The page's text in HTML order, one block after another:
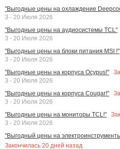
"Выгодные цены на охлаждение
3 - 20 Июля 2026
"Выгодные цены на аудиосистемы TCL"
3 - 20 Июля 2026
"Выгодные цены на блоки питания MSI !"
3 - 20 Июля 2026
"Выгодные цены на корпуса Ocypus!"
3 - 20 Июля 2026
"Выгодные цены на корпуса Cougar!"
3 - 20 Июля 2026
"Выгодные цены на мониторы TCL!"
3 - 20 Июля 2026
"Выгодный цены на
Закончилась 20 дней назад